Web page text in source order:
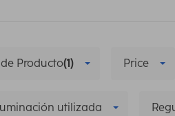
Producto(1) Price
utilizada